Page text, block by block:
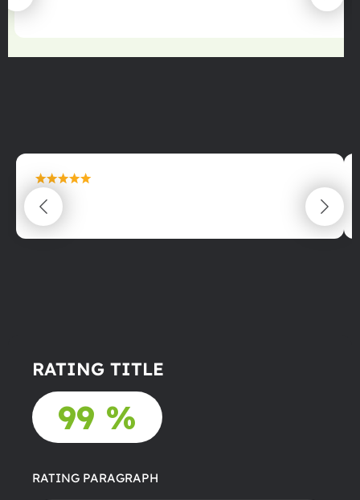
22.06.2025
maximální spokojenost
22.06.2025
RATING TITLE
99 %
RATING PARAGRAPH